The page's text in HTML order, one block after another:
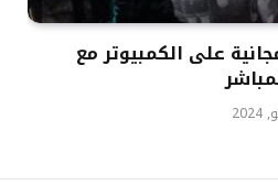
مجانية على الكمبيوتر مع